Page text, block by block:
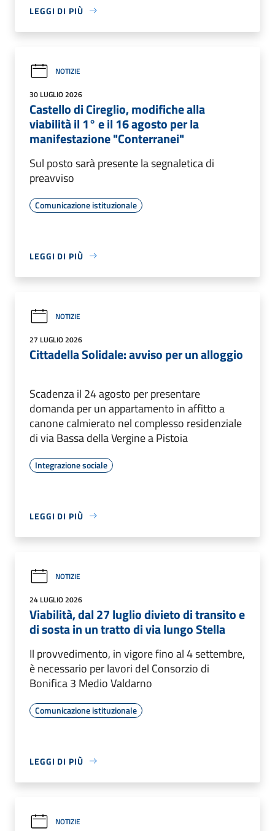
LEGGI DI PIÙ
NOTIZIE
30 LUGLIO 2026
Castello di Cireglio, modifiche alla
viabilità il 1° e il 16 agosto per la
manifestazione "Conterranei"
Sul posto sarà presente la segnaletica di
preavviso
Comunicazione istituzionale
LEGGI DI PIÙ
NOTIZIE
27 LUGLIO 2026
Cittadella Solidale: avviso per un alloggio
Scadenza il 24 agosto per presentare
domanda per un appartamento in affitto a
canone calmierato nel complesso residenziale
di via Bassa della Vergine a Pistoia
Integrazione sociale
LEGGI DI PIÙ
NOTIZIE
24 LUGLIO 2026
Viabilità, dal 27 luglio divieto di transito e
di sosta in un tratto di via lungo Stella
Il provvedimento, in vigore fino al 4 settembre,
è necessario per lavori del Consorzio di
Bonifica 3 Medio Valdarno
Comunicazione istituzionale
LEGGI DI PIÙ
NOTIZIE